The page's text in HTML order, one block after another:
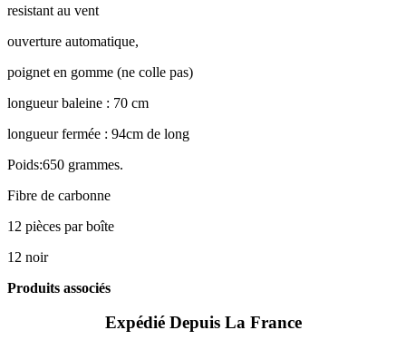
resistant au vent
ouverture automatique,
poignet en gomme (ne colle pas)
longueur baleine : 70 cm
longueur fermée : 94cm de long
Poids:650 grammes.
Fibre de carbonne
12 pièces par boîte
12 noir
Produits associés
Expédié Depuis La France